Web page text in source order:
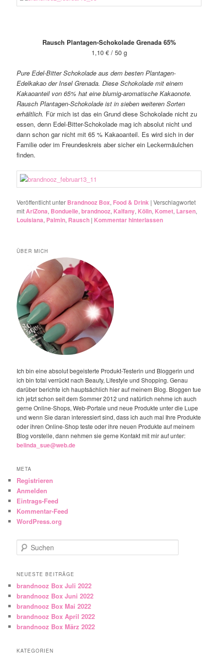
Rausch Plantagen-Schokolade Grenada 65%
1,10 € / 50 g
Pure Edel-Bitter Schokolade aus dem besten Plantagen-
Edelkakao der Insel Grenada. Diese Schokolade mit einem
Kakaoanteil von 65% hat eine blumig-aromatische Kakaonote.
Rausch Plantagen-Schokolade ist in sieben weiteren Sorten
erhältlich. Für mich ist das ein Grund diese Schokolade nicht zu
essen, denn Edel-Bitter-Schokolade mag ich absolut nicht und
dann schon gar nicht mit 65 % Kakaoanteil. Es wird sich in der
Familie oder im Freundeskreis aber sicher ein Leckermäulchen
finden.
Veröffentlicht unter Brandnooz Box, Food & Drink |Verschlagwortet
mitAriZona, Bonduelle,brandnooz, Kalfany, Kölln, Komet, Larsen,
Louisiana, Palmin, Rausch | Kommentar hinterlassen
ÜBER MICH
Ich bin eine absolut begeisterte Produkt-Testerin und Bloggerin und
ich bin total verrückt nach Beauty, Lifestyle und Shopping. Genau
darüber berichte ich hauptsächlich hier auf meinem Blog. Bloggen tue
ich jetzt schon seit dem Sommer 2012 und natürlich nehme ich auch
gerne Online-Shops, Web-Portale und neue Produkte unter die Lupe
und wenn Sie daran interessiert sind, dass ich auch mal Ihre Produkte
oder ihren Online-Shop teste oder ihre neuen Produkte auf meinem
Blog vorstelle, dann nehmen sie gerne Kontakt mit mir auf unter:
belinda_sue@web.de
META
Registrieren
Anmelden
Eintrags-Feed
Kommentar-Feed
WordPress.org
Suchen
NEUESTE BEITRÄGE
brandnooz Box Juli 2022
brandnooz Box Juni 2022
brandnooz Box Mai 2022
brandnooz Box April 2022
brandnooz Box März 2022
KATEGORIEN